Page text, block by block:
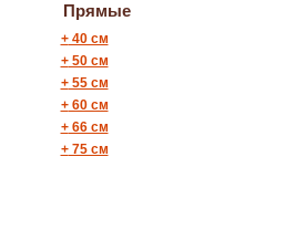
Прямые
+40 см
+50 см
+55 см
+60 см
+66 см
+75 см